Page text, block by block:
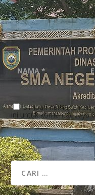
Simpan nama,
ini untuk komentar saya